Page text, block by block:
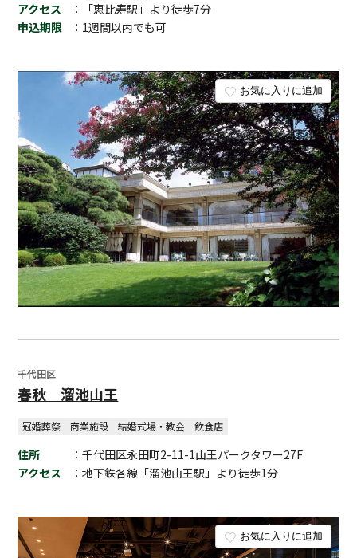
お気に入りに追加
アクセス
：「恵比寿駅」より徒歩7分
申込期限
：1週間以内でも可
お気に入りに追加
千代田区
春秋 溜池山王
冠婚葬祭 商業施設 結婚式場・教会 飲食店
住所
：千代田区永田町2-11-1山王パークタワー27F
アクセス
：地下鉄各線「溜池山王駅」より徒歩1分